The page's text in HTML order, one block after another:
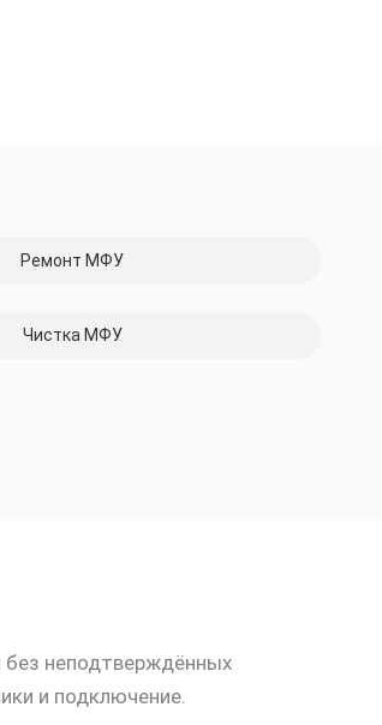
Ремонт МФУ
Чистка МФУ
без неподтверждённых
и подключение.